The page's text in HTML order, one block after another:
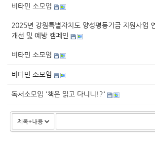
비타민 소모임
2025년 강원특별자치도 양성평등기금 지원사업
개선 및 예방 캠페인
비타민 소모임
비타민 소모임
독서소모임 '책은 읽고 다니니!?'